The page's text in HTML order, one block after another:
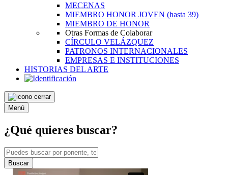
MECENAS
MIEMBRO HONOR JOVEN (hasta 39)
MIEMBRO DE HONOR
Otras Formas de Colaborar
CÍRCULO VELÁZQUEZ
PATRONOS INTERNACIONALES
EMPRESAS E INSTITUCIONES
HISTORIAS DEL ARTE
Menú
¿Qué quieres buscar?
Buscar